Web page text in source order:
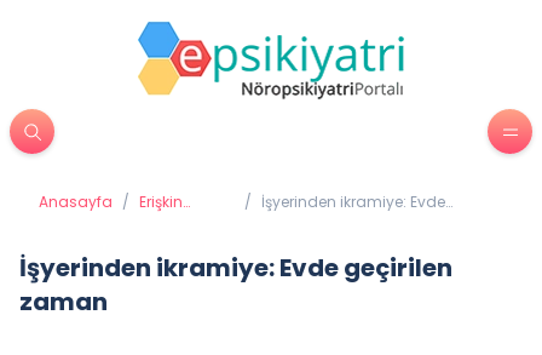
Anasayfa / Erişkin
/ İşyerinden ikramiye: Evde
İşyerinden ikramiye: Evde geçirilen
zaman